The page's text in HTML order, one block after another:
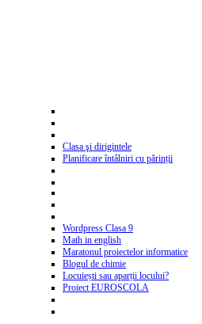
Clasa şi dirigintele
Planificare întâlniri cu părinții
Wordpress Clasa 9
Math in english
Maratonul proiectelor informatice
Blogul de chimie
Locuiești sau aparții locului?
Proiect EUROSCOLA